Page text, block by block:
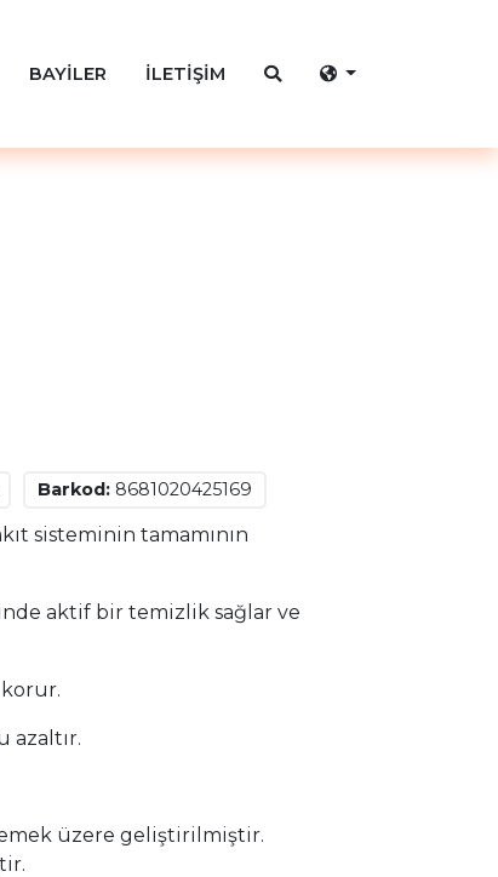
BAYİLER İLETİŞİM
Barkod: 8681020425169
sisteminin tamamının
aktif bir temizlik sağlar ve
azaltır.
üzere geliştirilmiştir.